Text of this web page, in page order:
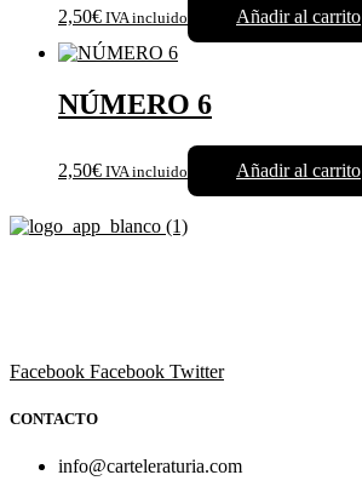
2,50€ IVA incluido Añadir al carrito
NÚMERO 6
2,50€ IVA incluido Añadir al carrito
Facebook Facebook Twitter
CONTACTO
info@carteleraturia.com